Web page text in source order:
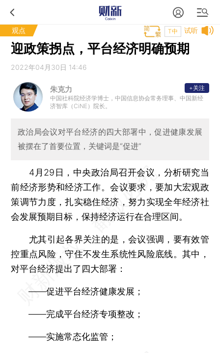
观点 试听
T中
迎政策拐点，平台经济明确预期
2022年04月30日 14:46
朱克力
中国社科院经济学博士，中国信息协会常务理事、中国新经
济智库（CiNE）院长。
+关注
政治局会议对平台经济的四大部署中，促进健康发展
被摆在了首要位置，关键词是“促进”
4月29日，中央政治局召开会议，分析研究当
前经济形势和经济工作。会议要求，要加大宏观政
策调节力度，扎实稳住经济，努力实现全年经济社
会发展预期目标，保持经济运行在合理区间。
尤其引起各界关注的是，会议强调，要有效管
控重点风险，守住不发生系统性风险底线。其中，
对平台经济提出了四大部署：
——促进平台经济健康发展；
——完成平台经济专项整改；
——实施常态化监管；